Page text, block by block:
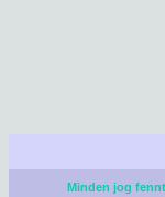
Minden jog